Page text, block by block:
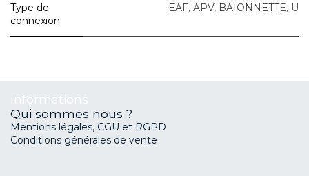
Type de
connexion
EAF, APV, BAIONNETTE, U
Qui sommes nous ?
Mentions légales, CGU et RGPD
Conditions générales de vente